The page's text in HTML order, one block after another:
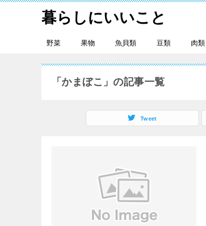
暮らしにいいこと
野菜 果物 魚貝類 豆類 肉類
「かまぼこ」の記事一覧
Tweet